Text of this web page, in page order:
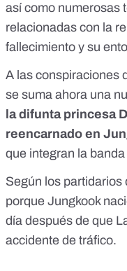
así como numerosas
relacionadas con la
fallecimiento y su
A las conspiraciones
se suma ahora una
la difunta princesa
reencarnado en
que integran la banda
Según los partidarios
porque Jungkook
día después de que
accidente de tráfico.